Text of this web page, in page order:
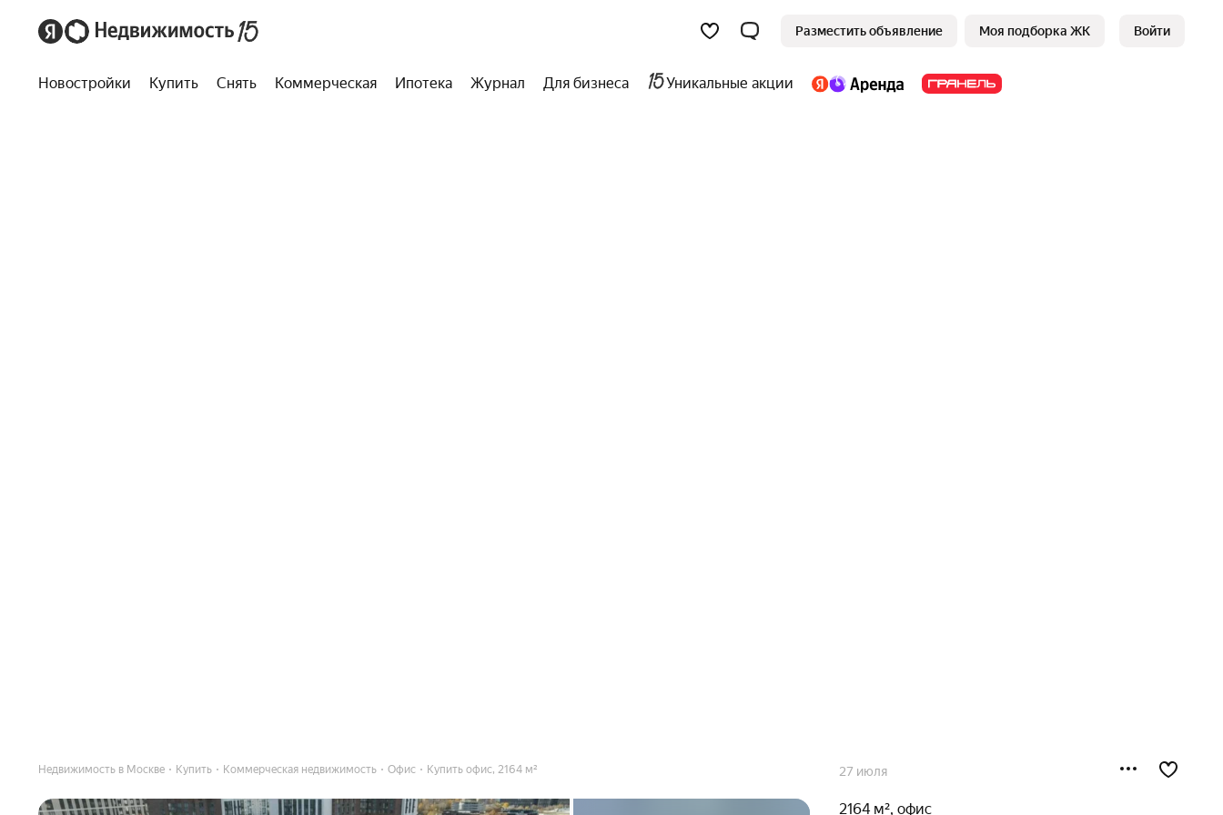
Разместить объявление Моя подборка ЖК Войти
Новостройки Купить Снять Коммерческая Ипотека Журнал Для бизнеса Уникальные акции
Недвижимость в Москве Купить Коммерческая недвижимость Офис Купить офис, 2164 м² 27 июля
2164 м², офис